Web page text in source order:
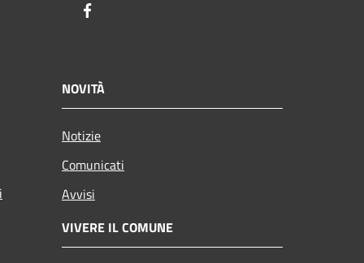
NOVITÀ
Notizie
Comunicati
Avvisi
VIVERE IL COMUNE